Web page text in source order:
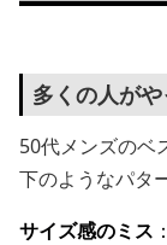
多くの人が
50代メンズのベ
下のようなパタ
サイズ感のミス